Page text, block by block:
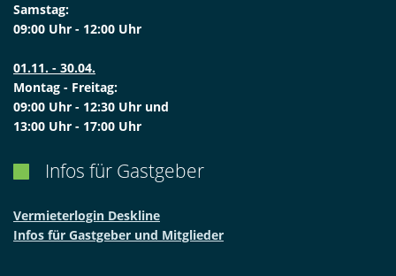
Samstag:
09:00 Uhr - 12:00 Uhr
01.11. - 30.04.
Montag - Freitag:
09:00 Uhr - 12:30 Uhr und
13:00 Uhr - 17:00 Uhr
Infos für Gastgeber
Vermieterlogin Deskline
Infos für Gastgeber und Mitglieder